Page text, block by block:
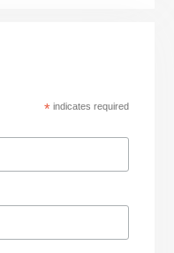
*indicates required